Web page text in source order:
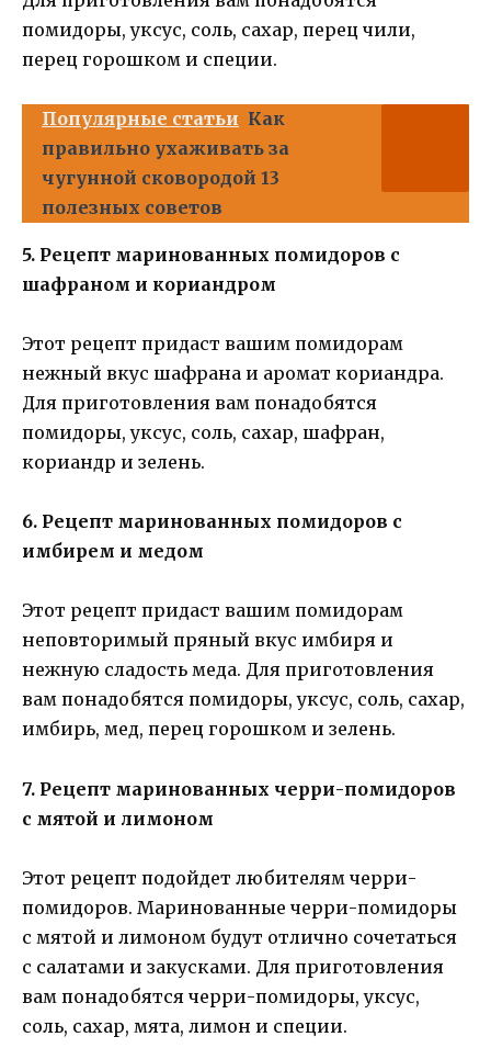
помидоры, уксус, соль, сахар, перец чили,
перец горошком и специи.
Популярные статьи Как
правильно ухаживать за
чугунной сковородой 13
полезных советов
5. Рецепт маринованных помидоров с
шафраном и кориандром
Этот рецепт придаст вашим помидорам
нежный вкус шафрана и аромат кориандра.
Для приготовления вам понадобятся
помидоры, уксус, соль, сахар, шафран,
кориандр и зелень.
6. Рецепт маринованных помидоров с
имбирем и медом
Этот рецепт придаст вашим помидорам
неповторимый пряный вкус имбиря и
нежную сладость меда. Для приготовления
вам понадобятся помидоры, уксус, соль, сахар,
имбирь, мед, перец горошком и зелень.
7. Рецепт маринованных черри-помидоров
с мятой и лимоном
Этот рецепт подойдет любителям черри-
помидоров. Маринованные черри-помидоры
с мятой и лимоном будут отлично сочетаться
с салатами и закусками. Для приготовления
вам понадобятся черри-помидоры, уксус,
соль, сахар, мята, лимон и специи.